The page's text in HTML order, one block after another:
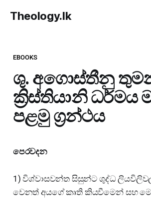
Theology.lk
EBOOKS
ශු. අගොස්තීනු
ක්‍රිස්තියානි ධර්මය
පළමු ග්‍රන්ථය
පෙරවදන
1) විශ්වාසවන්ත සිසුන්ට ශුද්ධ
වෙනත් අයගේ කෘති කියවීමෙන් සහ